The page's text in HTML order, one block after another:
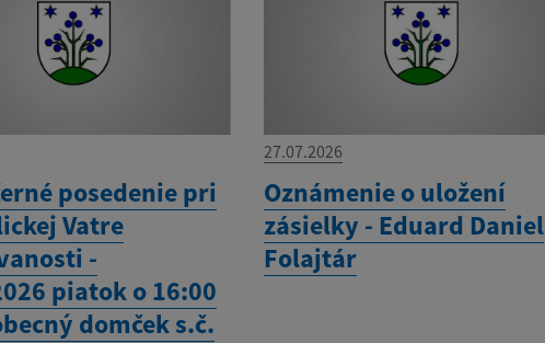
posedenie pri
Vatre
-
piatok o 16:00
domček s.č.
27.07.2026
Oznámenie o uložení
zásielky - Eduard Daniel
Folajtár